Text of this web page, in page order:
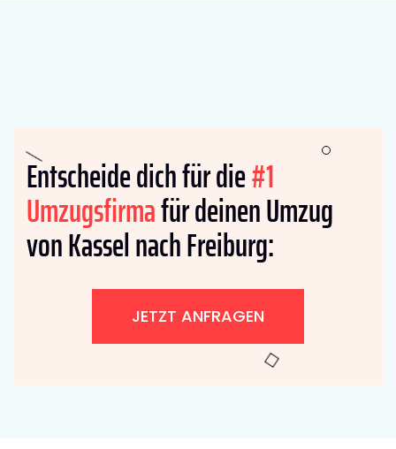
Entscheide dich für die#1
Umzugsfirmafür deinen Umzug
von Kassel nach Freiburg:
JETZT ANFRAGEN